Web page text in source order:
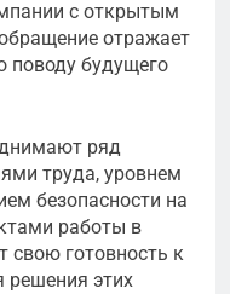
с открытым
отражает
поводу будущего
ряд
труда, уровнем
безопасности на
работы в
готовность к
решения этих